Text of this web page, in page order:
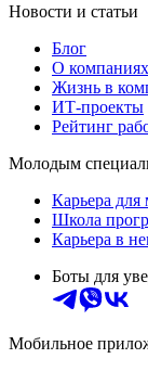
Новости и статьи
Блог
О
Жизнь в
ИТ-проекты
Рейтинг
Молодым
Карьера для
Школа
Карьера в
Боты для
Мобильное